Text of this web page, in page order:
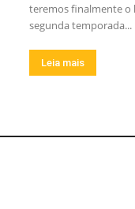
teremos finalmente o
segunda temporada...
Leia mais